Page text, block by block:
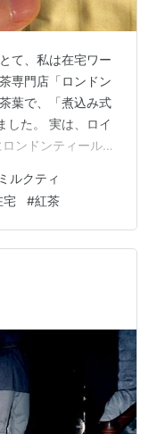
て、私は在宅ワー
専門店「ロンドン
葉で、「煮込み式
した。 実は、ロイ
ンドンティールー
。 ロイヤルミル
取り寄せした。
ロイヤル
す 牛乳を加え、沸
ンティー…
ルクティ
宅 #紅茶